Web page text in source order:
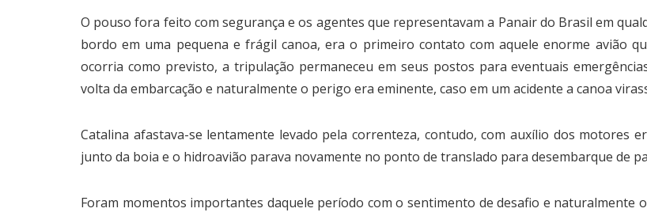
O pouso fora feito com segurança e os agentes que representavam a Panair do Brasil em
bordo em uma pequena e frágil canoa, era o primeiro contato com aquele enorme avião
ocorria como previsto, a tripulação permaneceu em seus postos para eventuais
volta da embarcação e naturalmente o perigo era eminente, caso em um acidente a canoa
Catalina afastava-se lentamente levado pela correnteza, contudo, com auxílio dos motores
junto da boia e o hidroavião parava novamente no ponto de translado para desembarque de
Foram momentos importantes daquele período com o sentimento de desafio e naturalmente